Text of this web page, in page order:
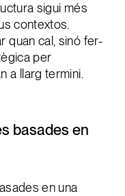
sigui més
contextos.
quan cal, sinó fer-
per
a llarg termini.
basades en
en una